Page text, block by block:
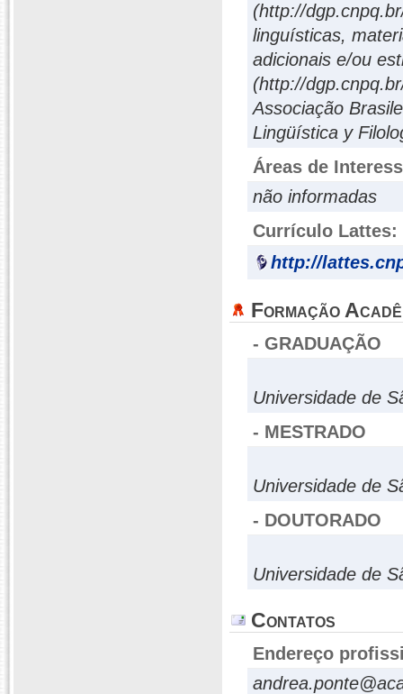
(http://
linguísticas,
adicionais e/ou
(http://
Associação
Lingüística y
Áreas de
não informadas
Currículo Lattes:
http://
Formação
- GRADUAÇÃO
Universidade de
- MESTRADO
Universidade de
- DOUTORADO
Universidade de
Contatos
Endereço